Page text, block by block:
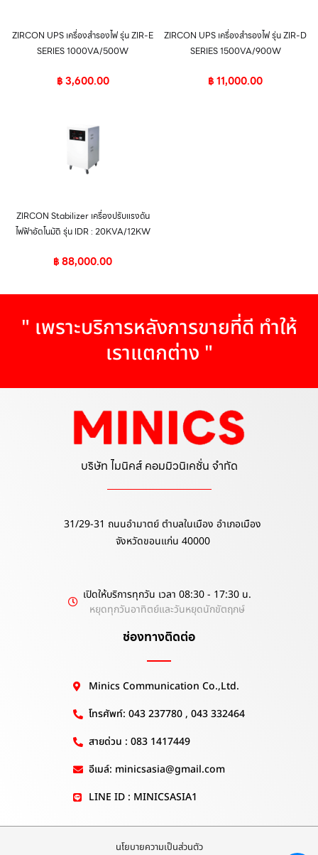
ZIRCON UPS เครื่องสำรองไฟ รุ่น ZIR-E
SERIES 1000VA/500W
฿3,600.00
ZIRCON UPS เครื่องสำรองไฟ รุ่น ZIR-D
SERIES 1500VA/900W
฿11,000.00
ZIRCON Stabilizer เครื่องปรับแรงดัน
ไฟฟ้าอัตโนมัติ รุ่น IDR : 20KVA/12KW
฿88,000.00
" เพราะบริการหลังการขายที่ดี ทำให้
เราแตกต่าง "
บริษัท ไมนิคส์ คอมมิวนิเคชั่น จำกัด
31/29-31 ถนนอำมาตย์ ตำบลในเมือง อำเภอเมือง
จังหวัดขอนแก่น 40000
เปิดให้บริการทุกวัน เวลา 08:30 - 17:30 น.
หยุดทุกวันอาทิตย์และวันหยุดนักขัตฤกษ์
ช่องทางติดต่อ
Minics Communication Co.,Ltd.
โทรศัพท์: 043 237780 , 043 332464
สายด่วน : 083 1417449
อีเมล์: minicsasia@gmail.com
LINE ID : MINICSASIA1
นโยบายความเป็นส่วนตัว